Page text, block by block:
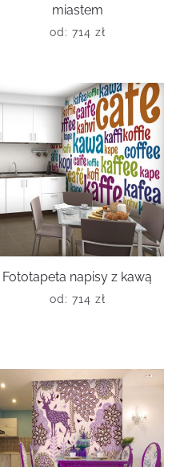
miastem
od: 714 zł
Fototapeta napisy z kawą
od: 714 zł